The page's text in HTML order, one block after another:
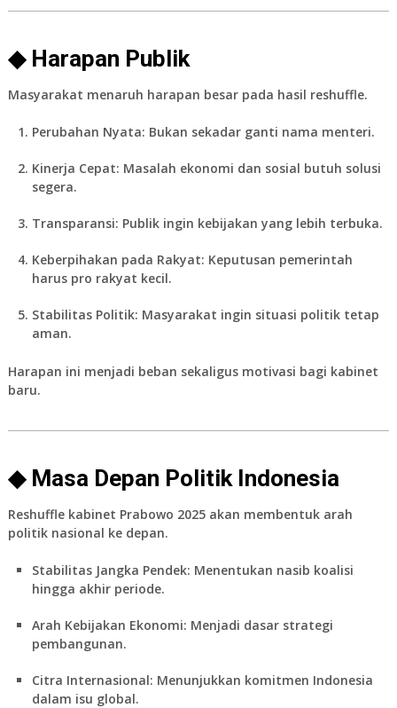
◆ Harapan Publik
Masyarakat menaruh harapan besar pada hasil reshuffle.
Perubahan Nyata: Bukan sekadar ganti nama menteri.
Kinerja Cepat: Masalah ekonomi dan sosial butuh solusi
segera.
Transparansi: Publik ingin kebijakan yang lebih terbuka.
Keberpihakan pada Rakyat: Keputusan pemerintah
harus pro rakyat kecil.
Stabilitas Politik: Masyarakat ingin situasi politik tetap
aman.
Harapan ini menjadi beban sekaligus motivasi bagi kabinet
baru.
◆ Masa Depan Politik Indonesia
Reshuffle kabinet Prabowo 2025akan membentuk arah
politik nasional ke depan.
Stabilitas Jangka Pendek: Menentukan nasib koalisi
hingga akhir periode.
Arah Kebijakan Ekonomi: Menjadi dasar strategi
pembangunan.
Citra Internasional: Menunjukkan komitmen Indonesia
dalam isu global.